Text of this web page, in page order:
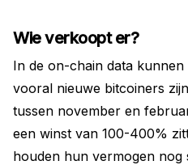
Wie verkoopt er?
In de on-chain data
vooral nieuwe bitcoiners
tussen november en
een winst van 100-400%
houden hun vermogen nog